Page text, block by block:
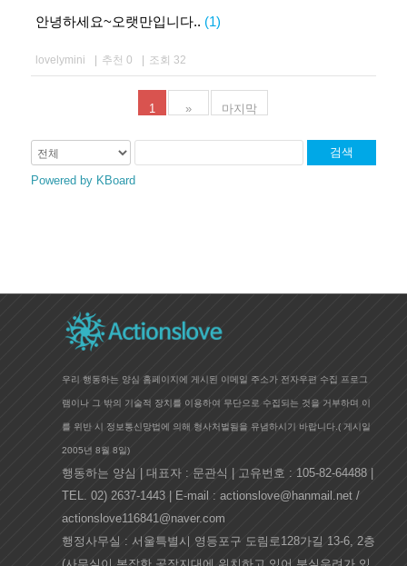
안녕하세요~오랫만입니다.. (1)
lovelymini | 추천 0 | 조회 32
1 » 마지막
검색
Powered by KBoard
우리 행동하는 양심 홈페이지에 게시된 이메일 주소가 전자우편 수집 프로그
램이나 그 밖의 기술적 장치를 이용하여 무단으로 수집되는 것을 거부하며 이
를 위반 시 정보통신망법에 의해 형사처벌됨을 유념하시기 바랍니다.( 게시일
2005년 8월 8일)
행동하는 양심 | 대표자 : 문관식 | 고유번호 : 105-82-64488 |
TEL. 02) 2637-1443 | E-mail : actionslove@hanmail.net /
actionslove116841@naver.com
행정사무실 : 서울특별시 영등포구 도림로128가길 13-6, 2층